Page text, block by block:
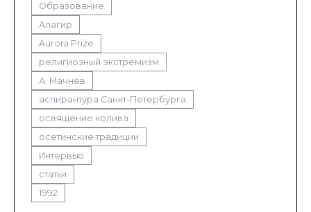
Образование
Алагир
Aurora Prize
религиозный экстремизм
А. Мачнев
аспирантура Санкт-Петербурга
освящение колива
осетинские традиции
Интервью
статьи
1992